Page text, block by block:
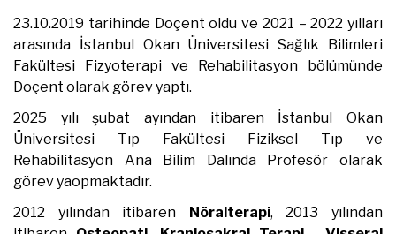
23.10.2019 tarihinde Doçent oldu ve 2021 – 2022 yılları
arasında İstanbul Okan Üniversitesi Sağlık Bilimleri
Fakültesi Fizyoterapi ve Rehabilitasyon bölümünde
Doçent olarak görev yaptı.
2025 yılı şubat ayından itibaren İstanbul Okan
Üniversitesi Tıp Fakültesi Fiziksel Tıp ve
Rehabilitasyon Ana Bilim Dalında Profesör olarak
görev yaopmaktadır.
2012 yılından itibaren Nöralterapi, 2013 yılından